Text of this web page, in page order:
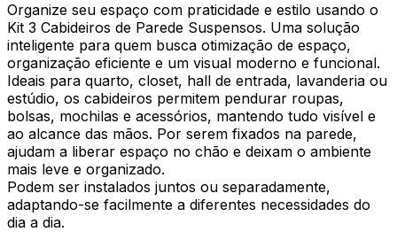
Organize seu espaço com praticidade e estilo usando o
Kit 3 Cabideiros de Parede Suspensos. Uma solução
inteligente para quem busca otimização de espaço,
organização eficiente e um visual moderno e funcional.
Ideais para quarto, closet, hall de entrada, lavanderia ou
estúdio, os cabideiros permitem pendurar roupas,
bolsas, mochilas e acessórios, mantendo tudo visível e
ao alcance das mãos. Por serem fixados na parede,
ajudam a liberar espaço no chão e deixam o ambiente
mais leve e organizado.
Podem ser instalados juntos ou separadamente,
adaptando-se facilmente a diferentes necessidades do
dia a dia.